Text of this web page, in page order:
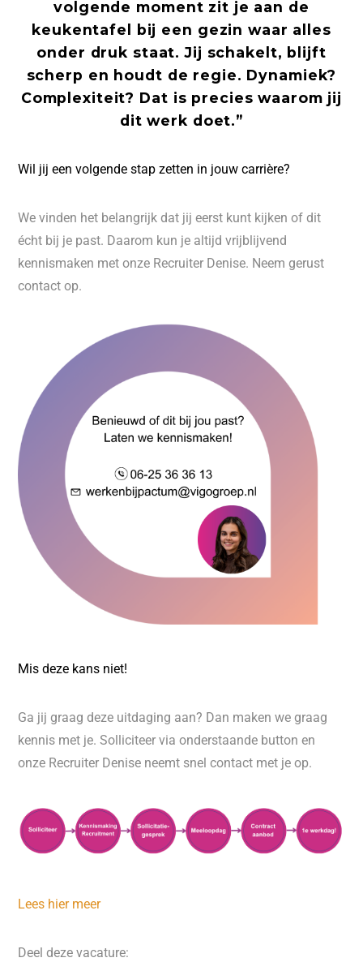
volgende moment zit je aan de
keukentafel bij een gezin waar alles
onder druk staat. Jij schakelt, blijft
scherp en houdt de regie. Dynamiek?
Complexiteit? Dat is precies waarom jij
dit werk doet.”
Wil jij een volgende stap zetten in jouw carrière?
We vinden het belangrijk dat jij eerst kunt kijken of dit
écht bij je past. Daarom kun je altijd vrijblijvend
kennismaken met onze Recruiter Denise. Neem gerust
contact op.
Mis deze kans niet!
Ga jij graag deze uitdaging aan? Dan maken we graag
kennis met je. Solliciteer via onderstaande button en
onze Recruiter Denise neemt snel contact met je op.
Lees hier meer
Deel deze vacature: